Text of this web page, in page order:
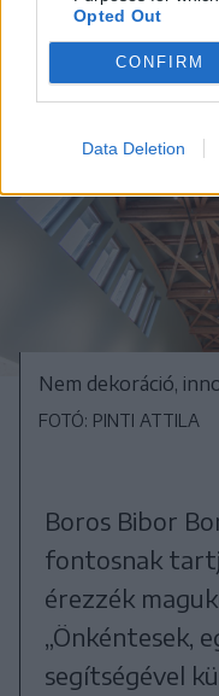
Opted Out
CONFIRM
Data Deletion
Nem dekoráció,
FOTÓ: PINTI ATTILA
Boros Bibor
fontosnak
érezzék
„Önkéntesek,
segítségével